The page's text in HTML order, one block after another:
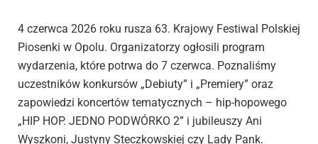
4 czerwca 2026 roku rusza 63. Krajowy Festiwal Polskiej
Piosenki w Opolu. Organizatorzy ogłosili program
wydarzenia, które potrwa do 7 czerwca. Poznaliśmy
uczestników konkursów „Debiuty” i „Premiery” oraz
zapowiedzi koncertów tematycznych – hip-hopowego
„HIP HOP. JEDNO PODWÓRKO 2” i jubileuszy Ani
Wyszkoni, Justyny Steczkowskiej czy Lady Pank.